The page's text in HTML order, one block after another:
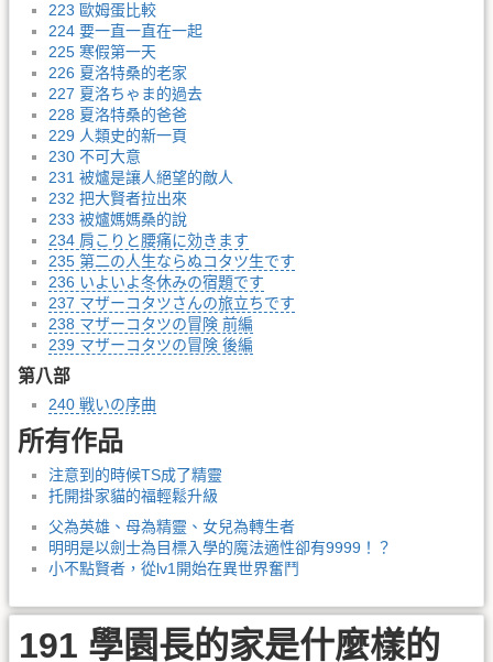
223 歐姆蛋比較
224 要一直一直在一起
225 寒假第一天
226 夏洛特桑的老家
227 夏洛ちゃま的過去
228 夏洛特桑的爸爸
229 人類史的新一頁
230 不可大意
231 被爐是讓人絕望的敵人
232 把大賢者拉出來
233 被爐媽媽桑的說
234 肩こりと腰痛に効きます
235 第二の人生ならぬコタツ生です
236 いよいよ冬休みの宿題です
237 マザーコタツさんの旅立ちです
238 マザーコタツの冒険 前編
239 マザーコタツの冒険 後編
第八部
240 戦いの序曲
所有作品
注意到的時候TS成了精靈
托開掛家貓的福輕鬆升級
父為英雄、母為精靈、女兒為轉生者
明明是以劍士為目標入學的魔法適性卻有9999！？
小不點賢者，從lv1開始在異世界奮鬥
191 學園長的家是什麼樣的